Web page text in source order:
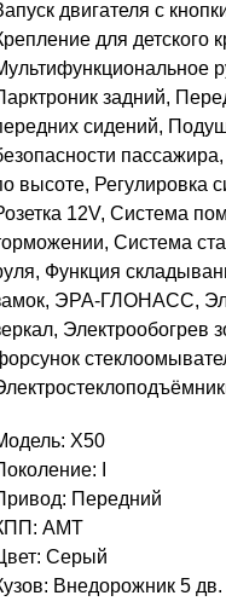
двигателя с
для детского
задний,
сидений,
высоте, Регулировка
12V, Система
Система
Функция
ЭРА-ГЛОНАСС,
Электрообогрев
X50
I
Передний
AMT
Серый
Внедорожник 5 дв.